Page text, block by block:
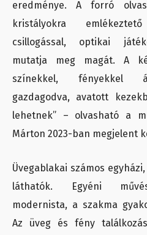
eredménye. A forró
kristályokra
csillogással, optikai
mutatja meg magát. A
színekkel, fényekkel
gazdagodva, avatott
lehetnek” – olvasható a
Márton 2023-ban megjelent
Üvegablakai számos
láthatók. Egyéni
modernista, a szakma
Az üveg és fény